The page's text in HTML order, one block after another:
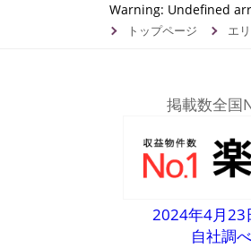
Warning: Undefined
トップページ エ
掲載数全国
2024年4月23
自社調べ